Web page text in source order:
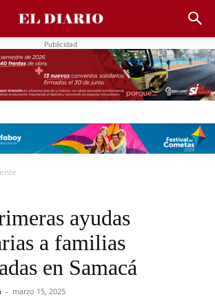
Publicidad
ayudas
a familias
en Samacá
- marzo 15, 2025